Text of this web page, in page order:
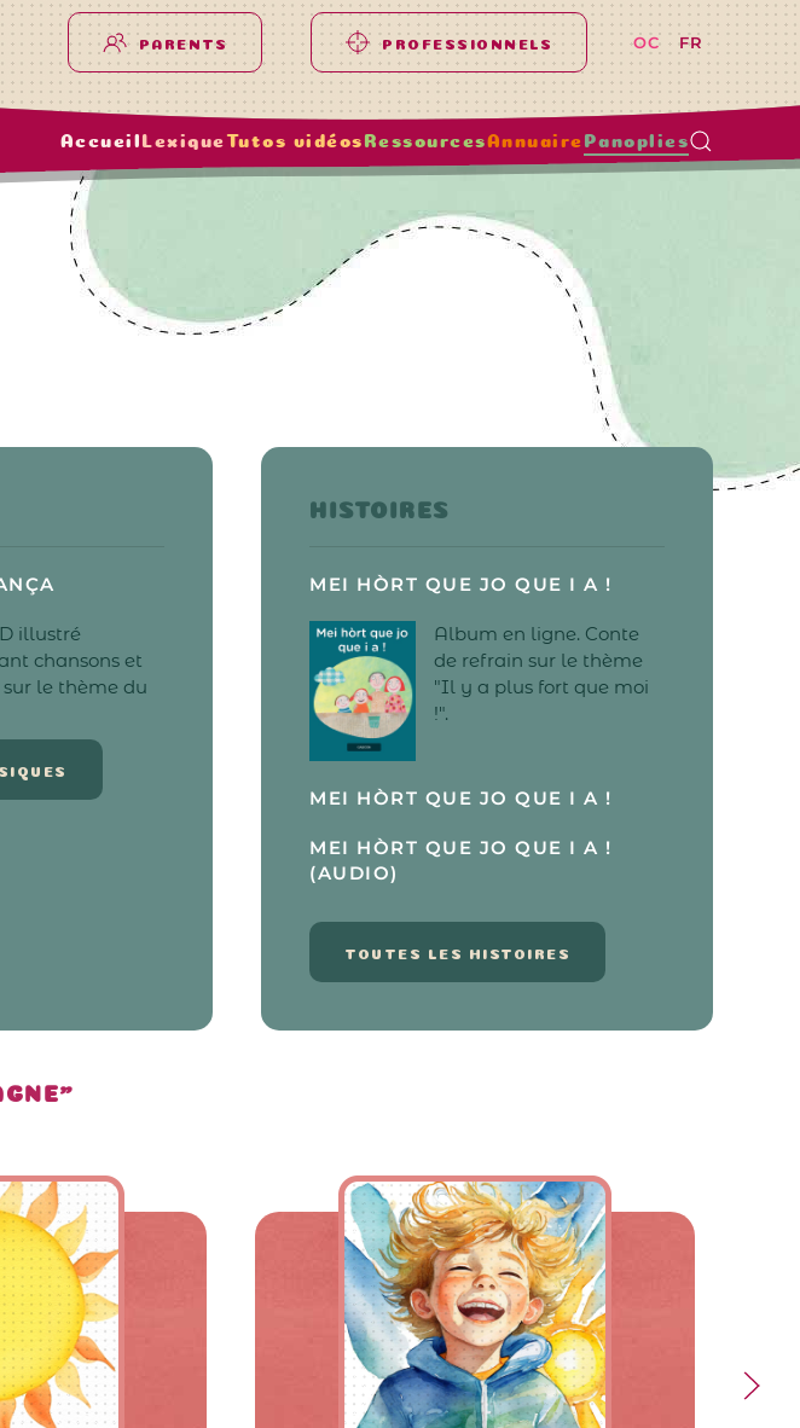
PARENTS PROFESSIONNELS OC FR
AccueilLexiqueTutos vidéosRessourcesAnnuairePanoplies
illustré
chansons et
sur le thème du
HISTOIRES
MEI HÒRT QUE JO QUE I A !
Album en ligne. Conte
de refrain sur le thème
"Il y a plus fort que moi
!".
MEI HÒRT QUE JO QUE I A !
MEI HÒRT QUE JO QUE I A !
(AUDIO)
TOUTES LES HISTOIRES